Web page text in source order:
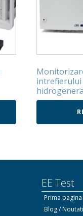
intrefierului
EE Test
Prima pagina
Blog / Noutati